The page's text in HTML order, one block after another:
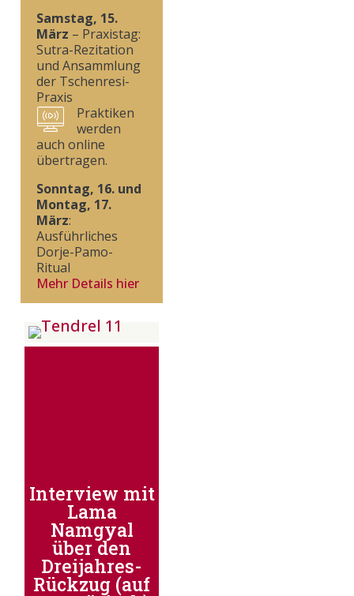
Samstag, 15.
März – Praxistag:
Sutra-Rezitation
und Ansammlung
der Tschenresi-
Praxis
Praktiken
werden
auch online
übertragen.
Sonntag, 16. und
Montag, 17.
März:
Ausführliches
Dorje-Pamo-
Ritual
Mehr Details hier
Interview mit
Lama
Namgyal
über den
Dreijahres-
Rückzug (auf